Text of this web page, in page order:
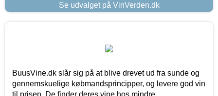
Se udvalget på VinVerden.dk
BuusVine.dk slår sig på at blive drevet ud fra sunde og
gennemskuelige købmandsprincipper, og levere god vin
til prisen. De finder deres vine hos mindre